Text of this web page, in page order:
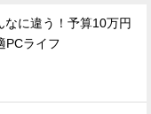
なに違う！予算10万円
PCライフ